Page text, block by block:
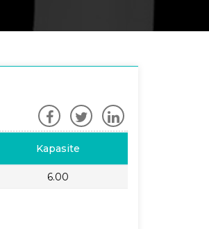
Kapasite
6.00